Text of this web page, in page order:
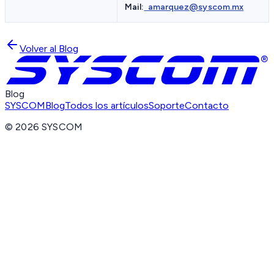
Mail: amarquez@syscom.mx
Volver al Blog
Blog
SYSCOMBlogTodos los artículosSoporteContacto
©2026 SYSCOM